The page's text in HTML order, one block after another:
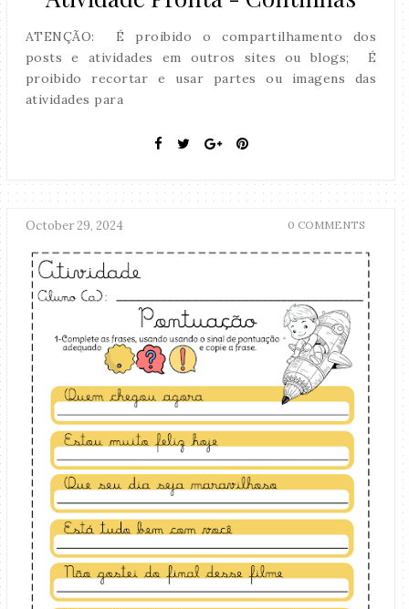
ATENÇÃO: É proibido o compartilhamento dos
posts e atividades em outros sites ou blogs; É
proibido recortar e usar partes ou imagens das
atividades para
October 29, 2024 0 COMMENTS